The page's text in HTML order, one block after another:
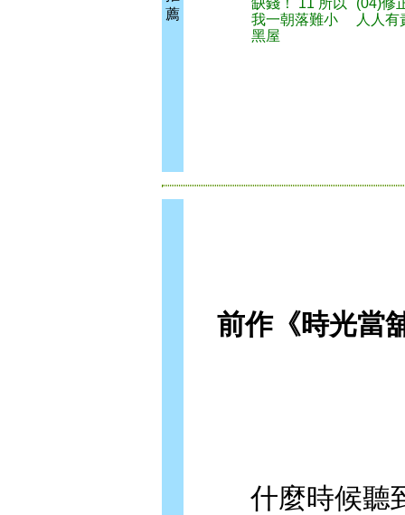
薦
缺錢！ 11 所以
我一朝落難小
黑屋
(04)修
人人有
前作《時光當
什麼時候聽